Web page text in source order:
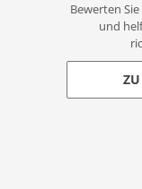
Bewerten
und